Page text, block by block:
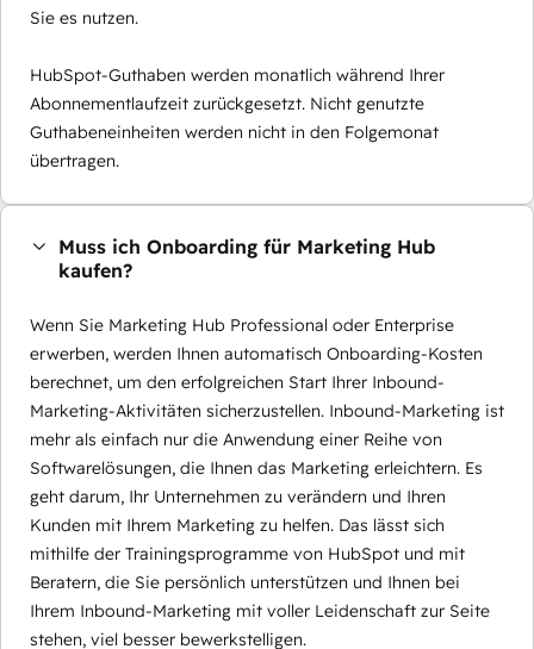
Sie es nutzen.
HubSpot-Guthaben werden monatlich während Ihrer
Abonnementlaufzeit zurückgesetzt. Nicht genutzte
Guthabeneinheiten werden nicht in den Folgemonat
übertragen.
Muss ich Onboarding für Marketing Hub
kaufen?
Wenn Sie Marketing Hub Professional oder Enterprise
erwerben, werden Ihnen automatisch Onboarding-Kosten
berechnet, um den erfolgreichen Start Ihrer Inbound-
Marketing-Aktivitäten sicherzustellen. Inbound-Marketing ist
mehr als einfach nur die Anwendung einer Reihe von
Softwarelösungen, die Ihnen das Marketing erleichtern. Es
geht darum, Ihr Unternehmen zu verändern und Ihren
Kunden mit Ihrem Marketing zu helfen. Das lässt sich
mithilfe der Trainingsprogramme von HubSpot und mit
Beratern, die Sie persönlich unterstützen und Ihnen bei
Ihrem Inbound-Marketing mit voller Leidenschaft zur Seite
stehen, viel besser bewerkstelligen.